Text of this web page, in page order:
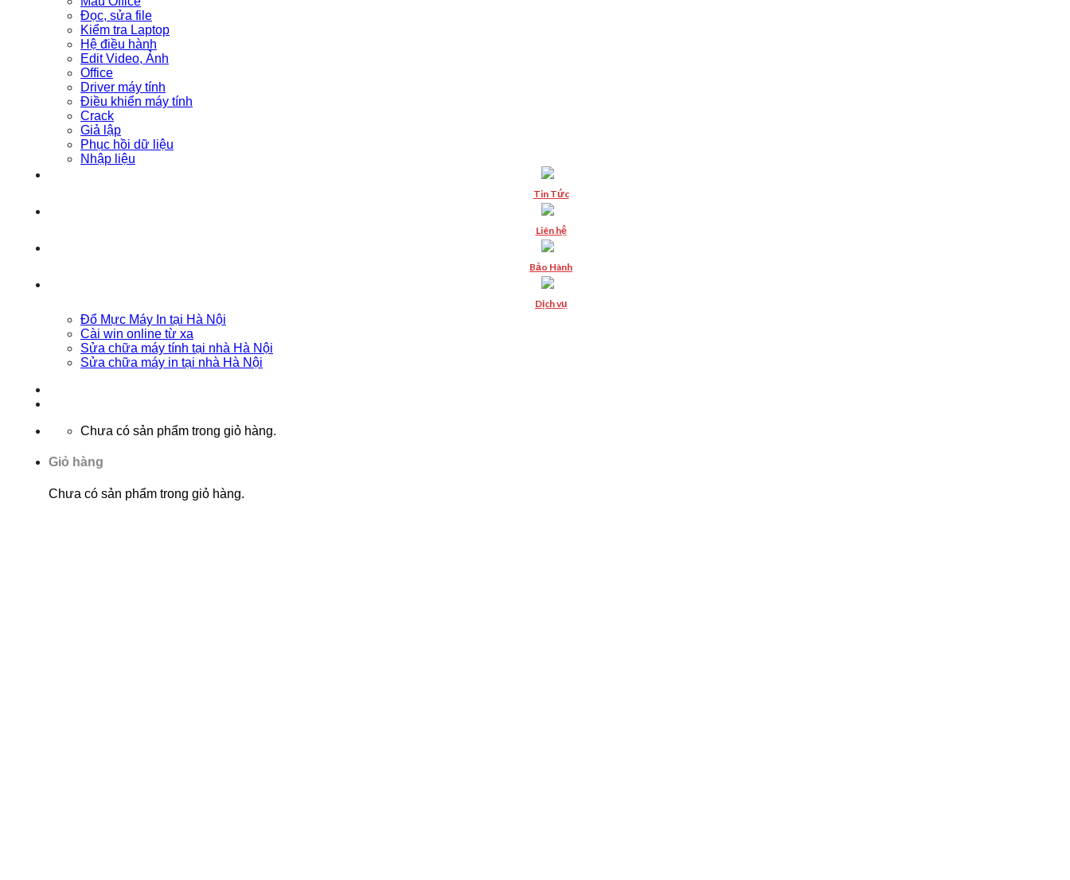
Đọc, sửa file
Kiểm tra Laptop
Hệ điều hành
Edit Video, Ảnh
Office
Driver máy tính
Điều khiển máy tính
Crack
Giả lập
Phục hồi dữ liệu
Nhập liệu
Tin Tức
Liên hệ
Bảo Hành
Dịch vụ
Đổ Mực Máy In tại Hà Nội
Cài win online từ xa
Sửa chữa máy tính tại nhà Hà Nội
Sửa chữa máy in tại nhà Hà Nội
Chưa có sản phẩm trong giỏ hàng.
Giỏ hàng
Chưa có sản phẩm trong giỏ hàng.